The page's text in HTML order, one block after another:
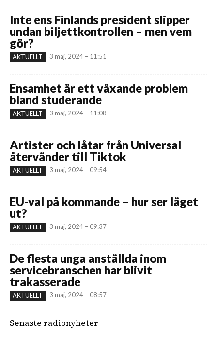
Inte ens Finlands president slipper
undan biljettkontrollen – men vem
gör?
AKTUELLT 3 maj, 2024 – 11:51
Ensamhet är ett växande problem
bland studerande
AKTUELLT 3 maj, 2024 – 11:08
Artister och låtar från Universal
återvänder till Tiktok
AKTUELLT 3 maj, 2024 – 09:54
EU-val på kommande – hur ser läget
ut?
AKTUELLT 3 maj, 2024 – 09:37
De flesta unga anställda inom
servicebranschen har blivit
trakasserade
AKTUELLT 3 maj, 2024 – 08:57
Senaste radionyheter